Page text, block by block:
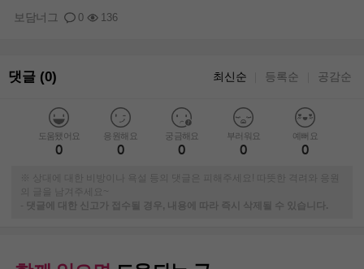
0 136
보담너그
댓글 (0) 최신순 등록순 공감순
도움됐어요
0
응원해요
0
궁금해요
0
부러워요
0
예뻐요
0
※ 상대에 대한 비방이나 욕설 등의 댓글은 피해주세요! 따뜻한 격려와 응원
의 글을 남겨주세요~
-
댓글에 대한 신고가 접수될 경우, 내용에 따라 즉시 삭제될 수 있습니다.